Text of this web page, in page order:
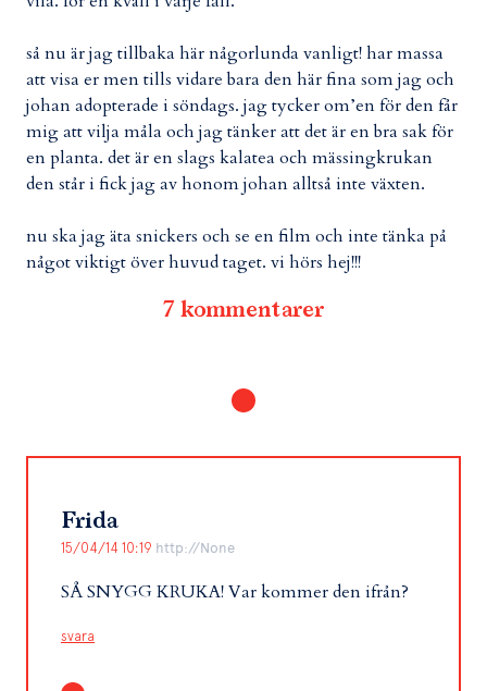
så nu är jag tillbaka här någorlunda vanligt! har massa
att visa er men tills vidare bara den här fina som jag och
johan adopterade i söndags. jag tycker om’en för den får
mig att vilja måla och jag tänker att det är en bra sak för
en planta. det är en slags kalatea och mässingkrukan
den står i fick jag av honom johan alltså inte växten.
nu ska jag äta snickers och se en film och inte tänka på
något viktigt över huvud taget. vi hörs hej!!!
7 kommentarer
Frida
15/04/14 10:19 http://None
SÅ SNYGG KRUKA! Var kommer den ifrån?
svara